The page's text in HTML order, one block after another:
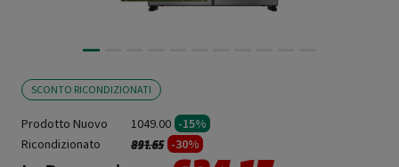
SCONTO RICONDIZIONATI
Prodotto Nuovo 1049.00 -15%
Ricondizionato
Prezzo ridotto da
891.65a -30%